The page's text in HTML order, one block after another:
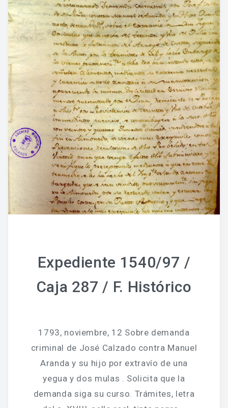
Expediente 1540/97 /
Caja 287 / F. Histórico
1793, noviembre, 12 Sobre demanda
criminal de José Calzado contra Manuel
Aranda y su hijo por extravío de una
yegua y dos mulas . Solicita que la
demanda siga su curso. Trámites, letra